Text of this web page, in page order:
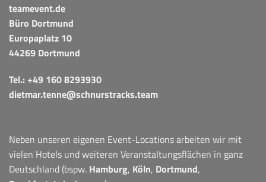
teamevent.de
Büro Dortmund
Europaplatz 10
44269 Dortmund
Tel.:+49 160 8293930
dietmar.tenne@schnurstracks.team
Neben unseren eigenen Event-Locations arbeiten wir mit
vielen Hotels und weiteren Veranstaltungsflächen in ganz
Deutschland (bspw. Hamburg, Köln, Dortmund,